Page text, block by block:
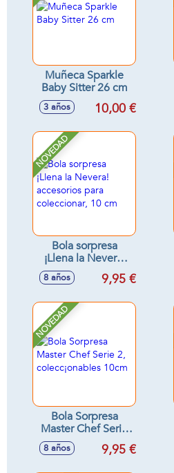
Muñeca Sparkle
Baby Sitter 26 cm
3 años 10,00 €
NOVEDAD
Bola sorpresa
¡Llena la Nevera!
accesorios para
coleccionar, 10 cm
8 años 9,95 €
NOVEDAD
Bola Sorpresa
Master Chef Serie
2, colecc¡onables
10cm
8 años 9,95 €